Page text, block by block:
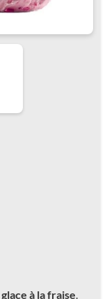
glace à la fraise.